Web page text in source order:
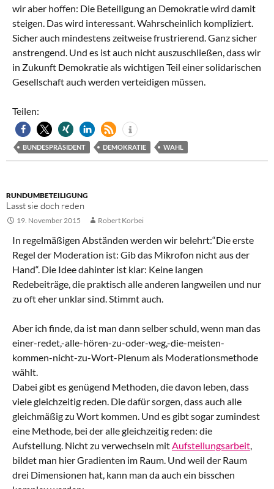
wir aber hoffen: Die Beteiligung an Demokratie wird damit
steigen. Das wird interessant. Wahrscheinlich kompliziert.
Sicher auch mindestens zeitweise frustrierend. Ganz sicher
anstrengend. Und es ist auch nicht auszuschließen, dass wir
in Zukunft Demokratie als wichtigen Teil einer solidarischen
Gesellschaft auch werden verteidigen müssen.
Teilen:
BUNDESPRÄSIDENT DEMOKRATIE WAHL
RUNDUMBETEILIGUNG
Lasst sie doch reden
19. November 2015 Robert Korbei
In regelmäßigen Abständen werden wir belehrt:“Die erste
Regel der Moderation ist: Gib das Mikrofon nicht aus der
Hand“. Die Idee dahinter ist klar: Keine langen
Redebeiträge, die praktisch alle anderen langweilen und nur
zu oft eher unklar sind. Stimmt auch.
Aber ich finde, da ist man dann selber schuld, wenn man das
einer-redet,-alle-hören-zu-oder-weg,-die-meisten-
kommen-nicht-zu-Wort-Plenum als Moderationsmethode
wählt.
Dabei gibt es genügend Methoden, die davon leben, dass
viele gleichzeitig reden. Die dafür sorgen, dass auch alle
gleichmäßig zu Wort kommen. Und es gibt sogar zumindest
eine Methode, bei der alle gleichzeitig reden: die
Aufstellung. Nicht zu verwechseln mitAufstellungsarbeit,
bildet man hier Gradienten im Raum. Und weil der Raum
drei Dimensionen hat, kann man da auch ein bisschen